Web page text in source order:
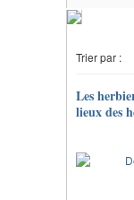
Trier par :
Les
lieux des